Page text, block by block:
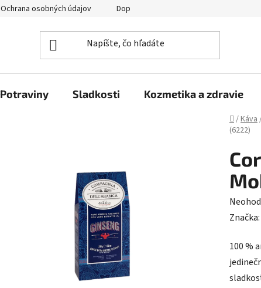
Ochrana osobných údajov Doprava a platba
Potraviny Sladkosti Kozmetika a zdravie
Domov
/Káva
(6222)
je
0,0
z
Značka:
100 %